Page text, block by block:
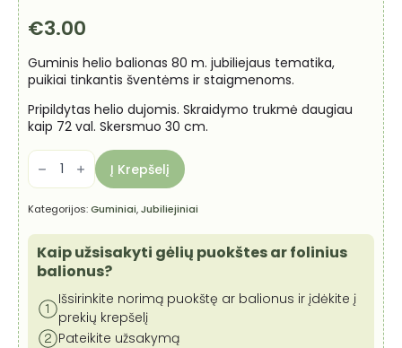
€3.00
Guminis helio balionas 80 m. jubiliejaus tematika,
puikiai tinkantis šventėms ir staigmenoms.
Pripildytas helio dujomis. Skraidymo trukmė daugiau
kaip 72 val. Skersmuo 30 cm.
produkto
kiekis:
Helio
balionas
-
Auksinis
80
Į Krepšelį
Kategorijos:Guminiai,Jubiliejiniai
Kaip užsisakyti gėlių puokštes ar folinius
balionus?
Išsirinkite norimą puokštę ar balionus ir įdėkite į
prekių krepšelį
Pateikite užsakymą